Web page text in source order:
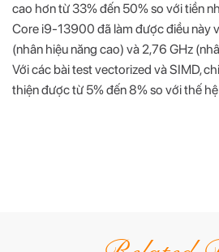
cao hơn từ 33% đến 50% so với tiền
Core i9-13900 đã làm được điều này
(nhân hiệu năng cao) và 2,76 GHz
Với các bài test vectorized và SIMD,
thiện được từ 5% đến 8% so với thế